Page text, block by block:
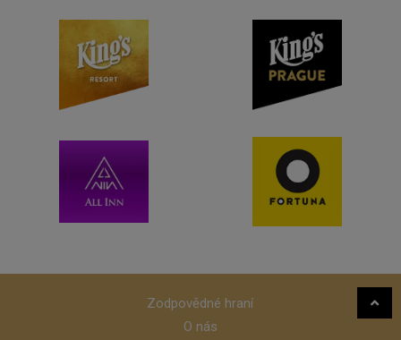
Zodpovědné hraní
O nás